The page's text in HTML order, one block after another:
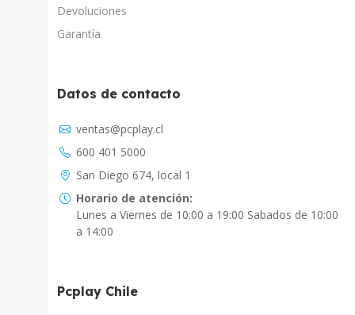
Devoluciones
Garantía
Datos de contacto
ventas@pcplay.cl
600 401 5000
San Diego 674, local 1
Horario de atención:
Lunes a Viernes de 10:00 a 19:00 Sabados de 10:00
a 14:00
Pcplay Chile
Chat con IA
PcPlay Santiago / Web
Hola soy Freddy, en que puedo ayudarte...
PcPlay Santiago / Tienda
PCPlay Osorno